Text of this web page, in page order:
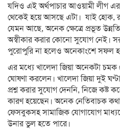
যদিও এই অর্থপাচার আওয়ামী লীগ
থেকেই হয়ে আসছে এটা। যাই হোক,
যেমন আছে, অনেক ক্ষেত্রে প্রভূত
অস্বীকার করার কোনো সুযোগ নেই।
পুরোপুরি না হলেও অনেকাংশে সফল
এর মধ্যে খালেদা জিয়া অনেকটা
ঘোষণা করলেন। খালেদা জিয়া দুই
প্রশ্ন করার সুযোগ দেননি, নিজে কষ্ট
কারণ হয়েছেন। অনেক নেতিবাচক
ফেসবুকসহ সামাজিক যোগাযোগ
উনার ভুল হতে পারে।